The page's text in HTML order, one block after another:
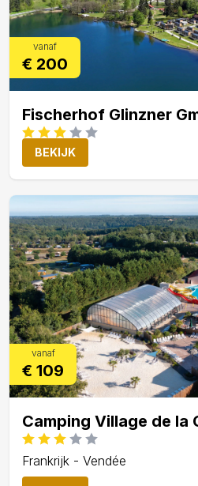
vanaf
€ 200
Fischerhof Glinzner
BEKIJK
vanaf
€ 109
Camping Village de la
Frankrijk - Vendée